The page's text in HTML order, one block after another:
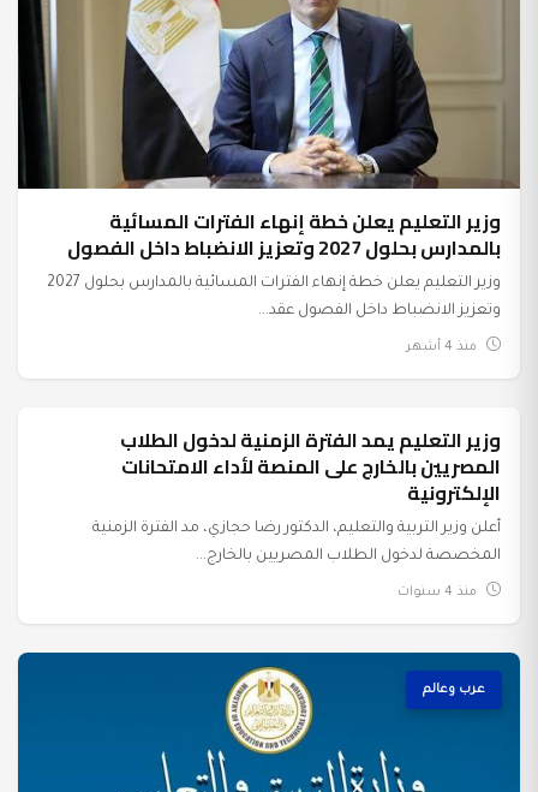
وزير التعليم يعلن خطة إنهاء الفترات المسائية
بالمدارس بحلول 2027 وتعزيز الانضباط داخل الفصول
وزير التعليم يعلن خطة إنهاء الفترات المسائية بالمدارس بحلول 2027
وتعزيز الانضباط داخل الفصول عقد...
منذ 4 أشهر
عرب وعالم
وزير التعليم يمد الفترة الزمنية لدخول الطلاب
المصريين بالخارج على المنصة لأداء الامتحانات
الإلكترونية
أعلن وزير التربية والتعليم، الدكتور رضا حجازي، مد الفترة الزمنية
المخصصة لدخول الطلاب المصريين بالخارج...
منذ 4 سنوات
عرب وعالم